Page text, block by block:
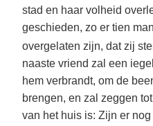
stad en haar volheid
geschieden, zo er tien
overgelaten zijn, dat zij
naaste vriend zal een
hem verbrandt, om de
brengen, en zal zeggen
van het huis is: Zijn er